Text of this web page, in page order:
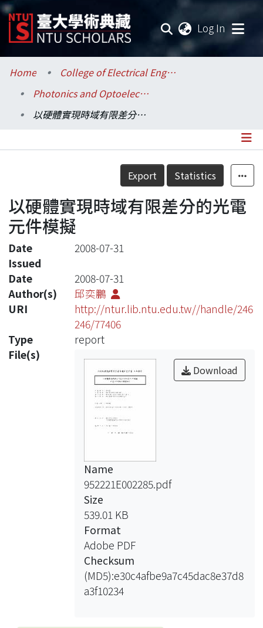
Log In
Communities & Collections
Research Outputs
Statistics
Home
College of Electrical Engineering and Computer Science / 電機資訊學院
Photonics and Optoelectronics / 光電工程學研究所
以硬體實現時域有限差分的光電元件模擬
Details
Export Statistics
以硬體實現時域有限差分的光電
元件模擬
Date
Issued
2008-07-31
Date
2008-07-31
Author(s)
邱奕鵬
URI
http://ntur.lib.ntu.edu.tw//handle/246
246/77406
Type
report
File(s)
Download
Name
952221E002285.pdf
Size
539.01 KB
Format
Adobe PDF
Checksum
(MD5):e30c4afbe9a7c45dac8e37d8
a3f10234